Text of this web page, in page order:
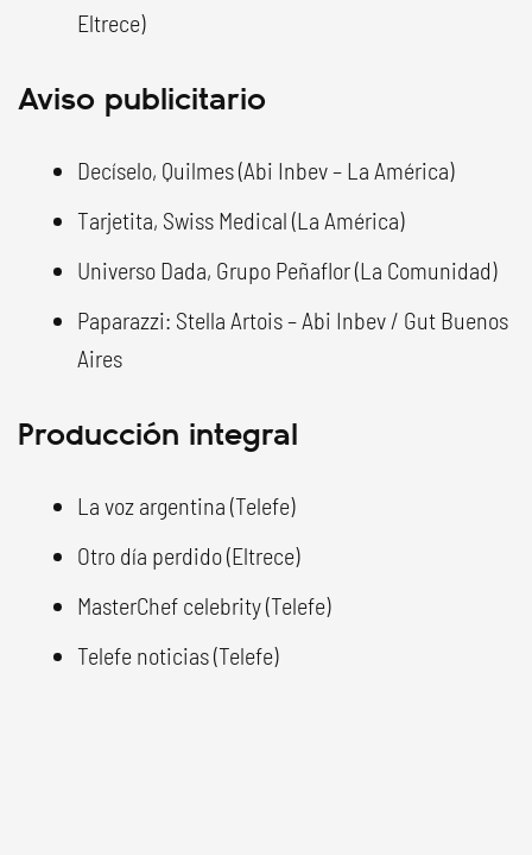
Eltrece)
Aviso publicitario
Decíselo, Quilmes (Abi Inbev – La América)
Tarjetita, Swiss Medical (La América)
Universo Dada, Grupo Peñaflor (La Comunidad)
Paparazzi: Stella Artois – Abi Inbev / Gut Buenos
Aires
Producción integral
La voz argentina (Telefe)
Otro día perdido (Eltrece)
MasterChef celebrity (Telefe)
Telefe noticias (Telefe)